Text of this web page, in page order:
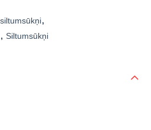
,
, Siltumsūkņi